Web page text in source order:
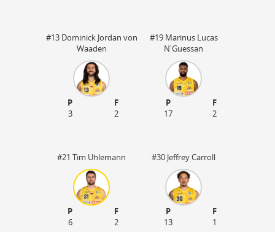
#13 Dominick Jordan von
Waaden
P
F
3
2
#19 Marinus Lucas
N'Guessan
P
F
17
2
#21 Tim Uhlemann
P
F
6
2
#30 Jeffrey Carroll
P
F
13
1